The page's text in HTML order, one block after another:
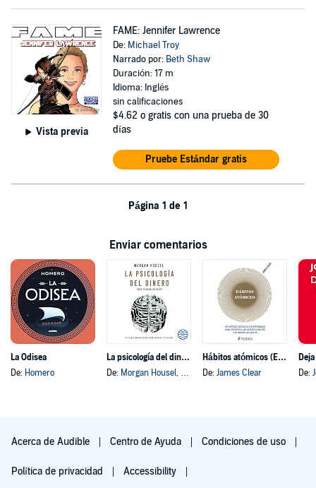
Vista previa
FAME: Jennifer Lawrence
De: Michael Troy
Narrado por: Beth Shaw
Duración: 17 m
Idioma: Inglés
sin calificaciones
$4.62 o gratis con una prueba de 30
días
Pruebe Estándar gratis
Página 1 de 1
Enviar comentarios
La Odisea
De: Homero
La psicología del dinero
De: Morgan Housel, y otros
Hábitos atómicos (Español neutro)
De: James Clear
De:
Acerca de Audible Centro de Ayuda Condiciones de uso
Política de privacidad Accessibility